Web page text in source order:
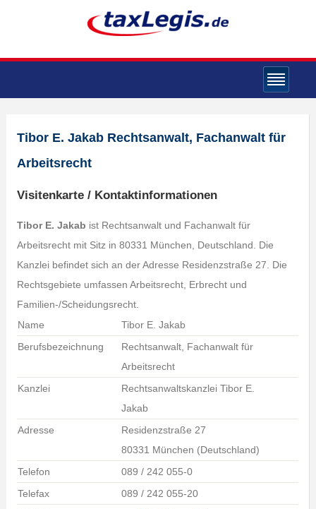
Tibor E. Jakab Rechtsanwalt, Fachanwalt für
Arbeitsrecht
Visitenkarte / Kontaktinformationen
Tibor E. Jakab ist Rechtsanwalt und Fachanwalt für
Arbeitsrecht mit Sitz in 80331 München, Deutschland. Die
Kanzlei befindet sich an der Adresse Residenzstraße 27. Die
Rechtsgebiete umfassen Arbeitsrecht, Erbrecht und
Familien-/Scheidungsrecht.
Name
Tibor E. Jakab
Berufsbezeichnung
Rechtsanwalt, Fachanwalt für
Arbeitsrecht
Kanzlei
Rechtsanwaltskanzlei Tibor E.
Jakab
Adresse
Residenzstraße 27
80331 München (Deutschland)
Telefon
089 / 242 055-0
Telefax
089 / 242 055-20